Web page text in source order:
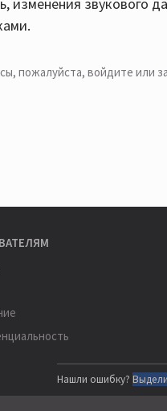
пожалуйста, войдите или
Нашли ошибку?